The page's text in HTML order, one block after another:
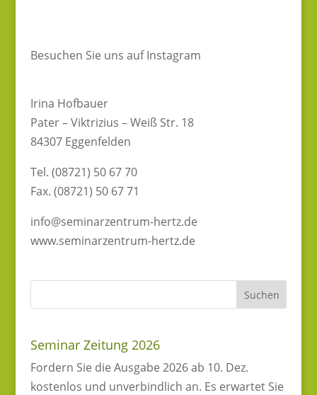
Besuchen Sie uns auf Instagram
Irina Hofbauer
Pater – Viktrizius – Weiß Str. 18
84307 Eggenfelden
Tel. (08721) 50 67 70
Fax. (08721) 50 67 71
info@seminarzentrum-hertz.de
www.seminarzentrum-hertz.de
Seminar Zeitung 2026
Fordern Sie die Ausgabe 2026 ab 10. Dez.
kostenlos und unverbindlich an. Es erwartet Sie